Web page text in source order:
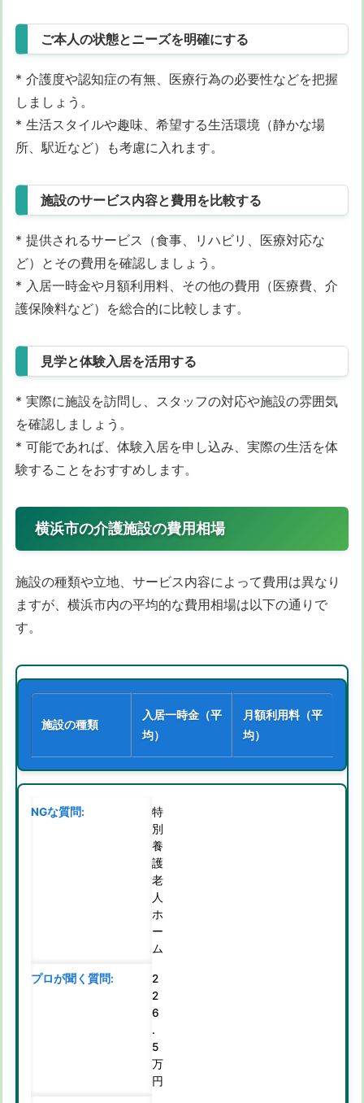
ご本人の状態とニーズを明確にする
* 介護度や認知症の有無、医療行為の必要性などを把握
しましょう。
* 生活スタイルや趣味、希望する生活環境（静かな場
所、駅近など）も考慮に入れます。
施設のサービス内容と費用を比較する
* 提供されるサービス（食事、リハビリ、医療対応な
ど）とその費用を確認しましょう。
* 入居一時金や月額利用料、その他の費用（医療費、介
護保険料など）を総合的に比較します。
見学と体験入居を活用する
* 実際に施設を訪問し、スタッフの対応や施設の雰囲気
を確認しましょう。
* 可能であれば、体験入居を申し込み、実際の生活を体
験することをおすすめします。
横浜市の介護施設の費用相場
施設の種類や立地、サービス内容によって費用は異なり
ますが、横浜市内の平均的な費用相場は以下の通りで
す。
施設の種類
入居一時金（平
均）
月額利用料（平
均）
特
別
養
護
老
人
ホ
ー
ム
2
2
6
.
5
万
円